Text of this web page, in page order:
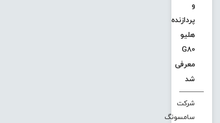
و
پردازنده
هلیو
G80
معرفی
شد
شرکت
سامسونگ